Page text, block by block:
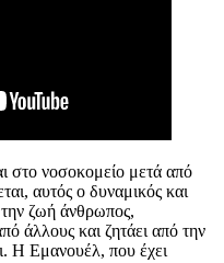
στο νοσοκομείο μετά από
, αυτός ο δυναμικός και
την ζωή άνθρωπος,
άλλους και ζητάει από την
Η Εμανουέλ, που έχει